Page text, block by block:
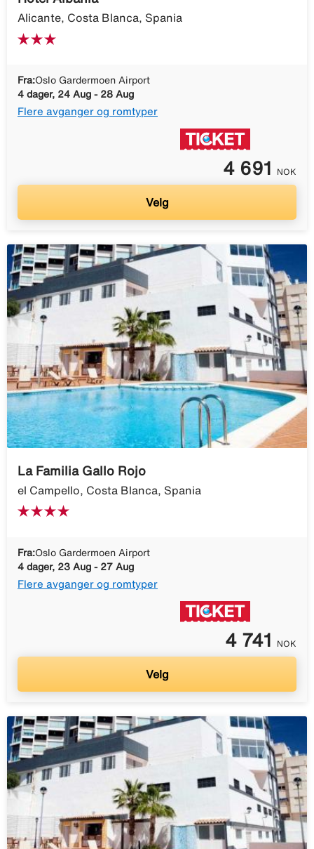
Alicante, Costa Blanca, Spania
Fra:Oslo Gardermoen Airport
4 dager, 24 Aug - 28 Aug
Flere avganger og romtyper
4 691 NOK
Velg
La Familia Gallo Rojo
el Campello, Costa Blanca, Spania
Fra:Oslo Gardermoen Airport
4 dager, 23 Aug - 27 Aug
Flere avganger og romtyper
4 741 NOK
Velg